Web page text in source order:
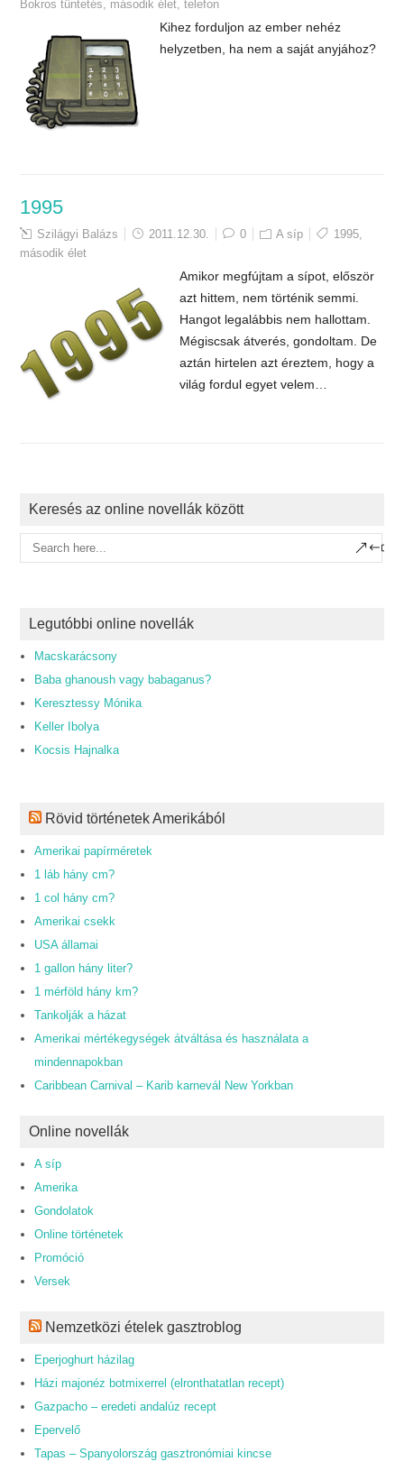
Bokros tüntetés, második élet,telefon
Kihez forduljon az ember nehéz
helyzetben, ha nem a saját anyjához?
1995
Szilágyi Balázs 2011.12.30. 0 A síp 1995,
második élet
Amikor megfújtam a sípot, először
azt hittem, nem történik semmi.
Hangot legalábbis nem hallottam.
Mégiscsak átverés, gondoltam. De
aztán hirtelen azt éreztem, hogy a
világ fordul egyet velem…
Keresés az online novellák között
Legutóbbi online novellák
Macskarácsony
Baba ghanoush vagy babaganus?
Keresztessy Mónika
Keller Ibolya
Kocsis Hajnalka
Rövid történetek Amerikából
Amerikai papírméretek
1 láb hány cm?
1 col hány cm?
Amerikai csekk
USA államai
1 gallon hány liter?
1 mérföld hány km?
Tankolják a házat
Amerikai mértékegységek átváltása és használata a
mindennapokban
Caribbean Carnival – Karib karnevál New Yorkban
Online novellák
A síp
Amerika
Gondolatok
Online történetek
Promóció
Versek
Nemzetközi ételek gasztroblog
Eperjoghurt házilag
Házi majonéz botmixerrel (elronthatatlan recept)
Gazpacho – eredeti andalúz recept
Epervelő
Tapas – Spanyolország gasztronómiai kincse